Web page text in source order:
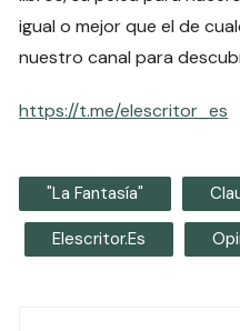
igual o mejor que el de
nuestro canal para
https://t.me/elescritor_es
"La Fantasía"
Elescritor.es